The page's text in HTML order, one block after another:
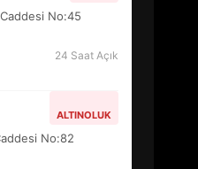
No:45
24 Saat Açık
ALTINOLUK
No:82
YENİ
ŞEKİLLENDİ?